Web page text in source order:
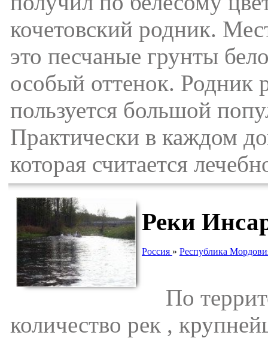
кочетовский родник.
это песчаные грунты
особый оттенок. Родник
пользуется большой
Практически в каждом
которая считается
Реки
Россия » Республика
По
количество рек ,